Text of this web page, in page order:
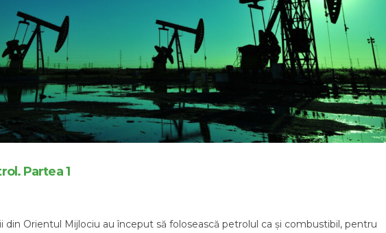
Partea 1
din Orientul Mijlociu au început să folosească petrolul ca și combustibil, pentru